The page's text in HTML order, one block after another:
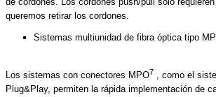
queremos retirar los cordones.
Sistemas multiunidad de fibra óptica tipo
Los sistemas con conectores MPO7 , como el
Plug&Play, permiten la rápida implementación de